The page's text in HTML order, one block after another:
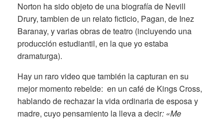
Norton ha sido objeto de una biografía de Nevill
Drury, tambien de un relato ficticio, Pagan, de Inez
Baranay, y varias obras de teatro (incluyendo una
producción estudiantil, en la que yo estaba
dramaturga).
Hay un raro video que también la capturan en su
mejor momento rebelde: en un café de Kings Cross,
hablando de rechazar la vida ordinaria de esposa y
madre, cuyo pensamiento la lleva a decir: «Me